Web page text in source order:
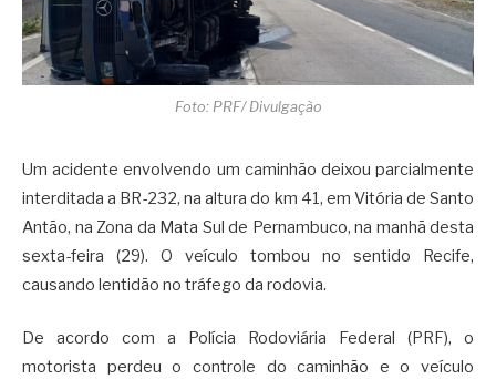
Foto: PRF/ Divulgação
Um acidente envolvendo um caminhão deixou parcialmente
interditada a BR-232, na altura do km 41, em Vitória de Santo
Antão, na Zona da Mata Sul de Pernambuco, na manhã desta
sexta-feira (29). O veículo tombou no sentido Recife,
causando lentidão no tráfego da rodovia.
De acordo com a Polícia Rodoviária Federal (PRF), o
motorista perdeu o controle do caminhão e o veículo